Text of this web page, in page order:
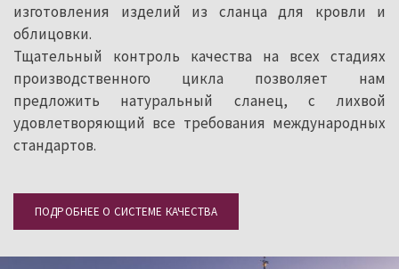
изготовления изделий из сланца для кровли и
облицовки.
Тщательный контроль качества на всех стадиях
производственного цикла позволяет нам
предложить натуральный сланец, с лихвой
удовлетворяющий все требования международных
стандартов.
ПОДРОБНЕЕ О СИСТЕМЕ КАЧЕСТВА